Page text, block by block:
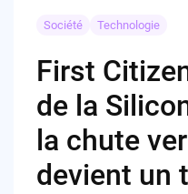
Société Technologie
First
de la
la chute
devient un